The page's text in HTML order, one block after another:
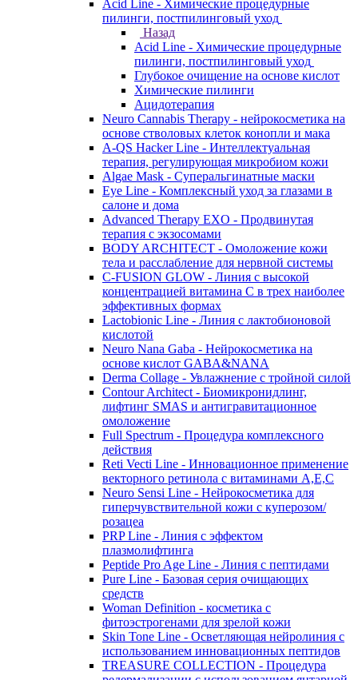
Acid Line - Химические процедурные
пилинги, постпилинговый уход
Назад
Acid Line - Химические процедурные
пилинги, постпилинговый уход
Глубокое очищение на основе кислот
Химические пилинги
Ацидотерапия
Neuro Cannabis Therapy - нейрокосметика на
основе стволовых клеток конопли и мака
A-QS Hacker Line - Интеллектуальная
терапия, регулирующая микробиом кожи
Algae Mask - Суперальгинатные маски
Eye Line - Комплексный уход за глазами в
салоне и дома
Advanced Therapy EXO - Продвинутая
терапия с экзосомами
BODY ARCHITECT - Омоложение кожи
тела и расслабление для нервной системы
C-FUSION GLOW - Линия с высокой
концентрацией витамина C в трех наиболее
эффективных формах
Lactobionic Line - Линия с лактобионовой
кислотой
Neuro Nana Gaba - Нейрокосметика на
основе кислот GABA&NANA
Derma Collage - Увлажнение с тройной силой
Contour Architect - Биомикронидлинг,
лифтинг SMAS и антигравитационное
омоложение
Full Spectrum - Процедура комплексного
действия
Reti Vecti Line - Инновационное применение
векторного ретинола с витаминами A,Е,С
Neuro Sensi Line - Нейрокосметика для
гиперчувствительной кожи с куперозом/
розацеа
PRP Line - Линия с эффектом
плазмолифтинга
Peptide Pro Age Line - Линия с пептидами
Pure Line - Базовая серия очищающих
средств
Woman Definition - косметика с
фитоэстрогенами для зрелой кожи
Skin Tone Line - Осветляющая нейролиния с
использованием инновационных пептидов
TREASURE COLLECTION - Процедура